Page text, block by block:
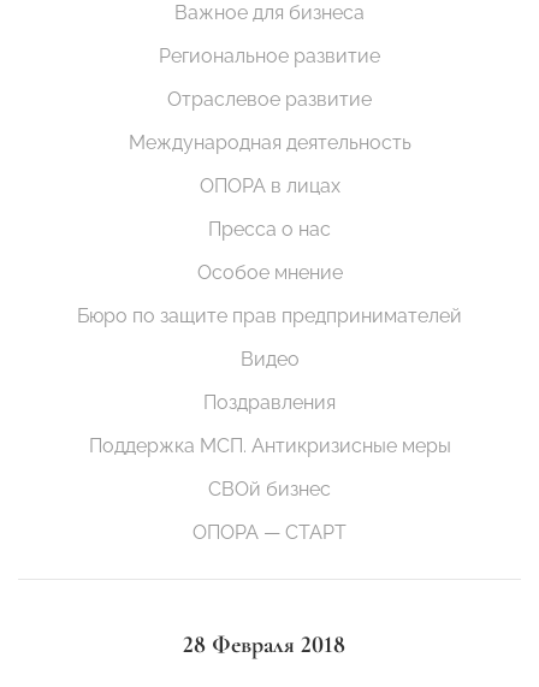
Важное для бизнеса
Региональное развитие
Отраслевое развитие
Международная деятельность
ОПОРА в лицах
Пресса о нас
Особое мнение
Бюро по защите прав предпринимателей
Видео
Поздравления
Поддержка МСП. Антикризисные меры
СВОй бизнес
ОПОРА — СТАРТ
28 Февраля 2018